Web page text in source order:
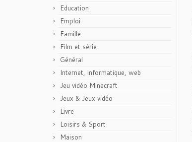
Education
Emploi
Famille
Film et série
Général
Internet, informatique, web
Jeu vidéo Minecraft
Jeux & Jeux vidéo
Livre
Loisirs & Sport
Maison